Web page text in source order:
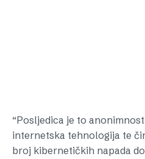
“Posljedica je to
internetska tehnologija te
broj kibernetičkih napada